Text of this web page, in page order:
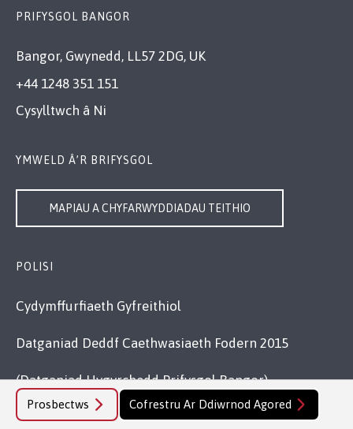
Prosbectws Cofrestru Ar Ddiwrnod Agored
PRIFYSGOL BANGOR
Bangor, Gwynedd, LL57 2DG, UK
+44 1248 351 151
Cysylltwch â Ni
YMWELD Â’R BRIFYSGOL
MAPIAU A CHYFARWYDDIADAU TEITHIO
POLISI
Cydymffurfiaeth Gyfreithiol
Datganiad Deddf Caethwasiaeth Fodern 2015
(Datganiad Hygyrchedd Prifysgol Bangor)
Polisi Iaith Gymraeg